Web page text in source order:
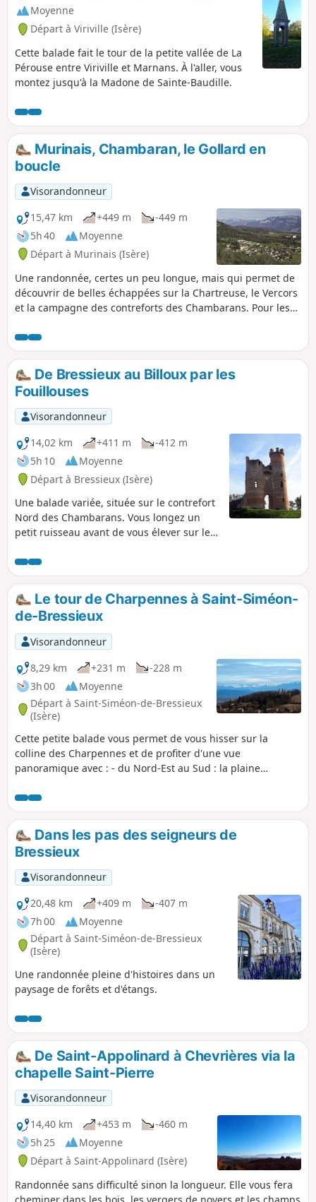
Moyenne
Départ à Viriville (Isère)
Cette balade fait le tour de la petite vallée de La
Pérouse entre Viriville et Marnans. À l'aller, vous
montez jusqu'à la Madone de Sainte-Baudille.
Murinais, Chambaran, le Gollard en
boucle
Visorandonneur
15,47 km
+449 m
-449 m
5h 40
Moyenne
Départ à Murinais (Isère)
Une randonnée, certes un peu longue, mais qui permet de
découvrir de belles échappées sur la Chartreuse, le Vercors
et la campagne des contreforts des Chambarans. Pour les
routes de campagne, certes revêtues, mais avec,
néanmoins, très très peu de circulation !
De Bressieux au Billoux par les
Fouillouses
Visorandonneur
14,02 km
+411 m
-412 m
5h 10
Moyenne
Départ à Bressieux (Isère)
Une balade variée, située sur le contrefort
Nord des Chambarans. Vous longez un
petit ruisseau avant de vous élever sur les
points de vue intéressants. Vous finissez la
balade sur l'imposant château médiéval de
Bressieux. Aucune difficulté n'est à
craindre, sinon la distance et deux côtes
un peu raides.
Le tour de Charpennes à Saint-Siméon-
de-Bressieux
Visorandonneur
8,29 km
+231 m
-228 m
3h 00
Moyenne
Départ à Saint-Siméon-de-Bressieux
(Isère)
Cette petite balade vous permet de vous hisser sur la
colline des Charpennes et de profiter d'une vue
panoramique avec : - du Nord-Est au Sud : la plaine
quelques pointes de Vercors, - et plein Ouest, le Pilat et les
monts du Lyonnais. Par très beau temps, entre le Mont du
Chat et la Chartreuse, vous aurez la chance de distinguer la
cime du Mont Blanc. Sinon, vous vaquerez entre bocage et
forêt, le long de la moraine des Chambarans.
Dans les pas des seigneurs de
Bressieux
Visorandonneur
20,48 km
+409 m
-407 m
7h 00
Moyenne
Départ à Saint-Siméon-de-Bressieux
(Isère)
Une randonnée pleine d'histoires dans un
paysage de forêts et d'étangs.
De Saint-Appolinard à Chevrières via la
chapelle Saint-Pierre
Visorandonneur
14,40 km
+453 m
-460 m
5h 25
Moyenne
Départ à Saint-Appolinard (Isère)
Randonnée sans difficulté sinon la longueur. Elle vous fera
cheminer dans les bois, les vergers de noyers et les champs